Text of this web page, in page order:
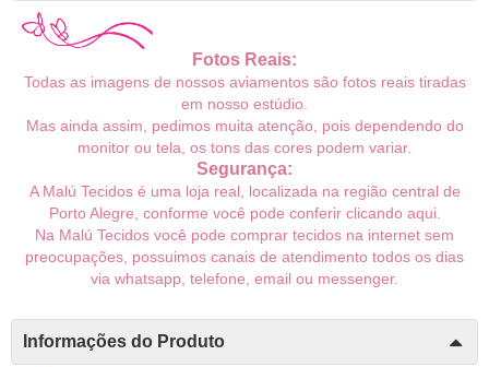
Fotos Reais:
Todas as imagens de nossos aviamentos são fotos reais tiradas
em nosso estúdio.
Mas ainda assim, pedimos muita atenção, pois dependendo do
monitor ou tela, os tons das cores podem variar.
Segurança:
A Malú Tecidos é uma loja real, localizada na região central de
Porto Alegre, conforme você pode conferir clicando aqui.
Na Malú Tecidos você pode comprar tecidos na internet sem
preocupações, possuimos canais de atendimento todos os dias
via whatsapp, telefone, email ou messenger.
Informações do Produto